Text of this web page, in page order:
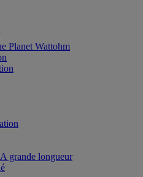
Planet Wattohm
grande longueur